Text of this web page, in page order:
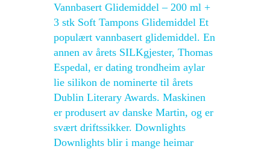
Vannbasert Glidemiddel – 200 ml +
3 stk Soft Tampons Glidemiddel Et
populært vannbasert glidemiddel. En
annen av årets SILKgjester, Thomas
Espedal, er dating trondheim aylar
lie silikon de nominerte til årets
Dublin Literary Awards. Maskinen
er produsert av danske Martin, og er
svært driftssikker. Downlights
Downlights blir i mange heimar